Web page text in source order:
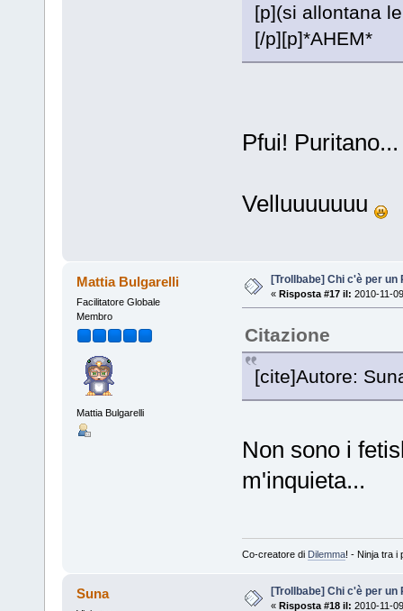
[p](si allontana
[/p][p]*AHEM*
Pfui! Puritano...
Velluuuuuuu
Mattia Bulgarelli
Facilitatore Globale
Membro
Mattia Bulgarelli
[Trollbabe] Chi c'è per un
« Risposta #17 il: 2010-11-
Citazione
[cite]Autore:
Non sono i
m'inquieta...
Co-creatore di Dilemma! - Ninja tra i
Suna [Trollbabe] Chi c'è per un
« Risposta #18 il: 2010-11-